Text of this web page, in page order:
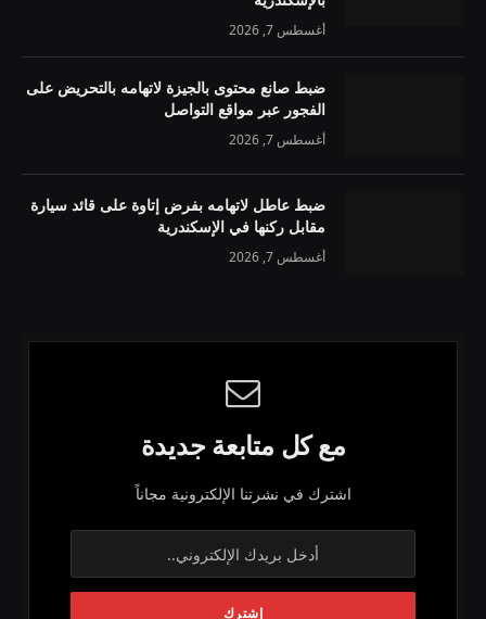
أغسطس 7, 2026
ضبط صانع محتوى بالجيزة لاتهامه بالتحريض على
الفجور عبر مواقع التواصل
أغسطس 7, 2026
ضبط عاطل لاتهامه بفرض إتاوة على قائد سيارة
مقابل ركنها في الإسكندرية
أغسطس 7, 2026
مع كل متابعة جديدة
اشترك في نشرتنا الإلكترونية مجاناً